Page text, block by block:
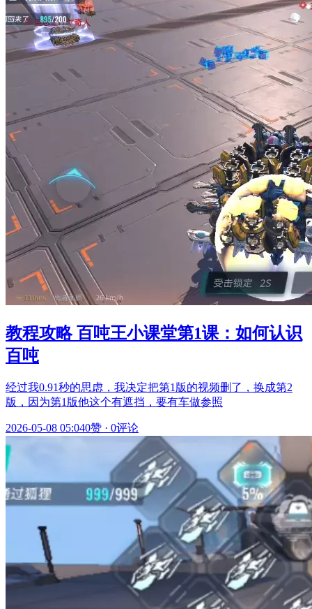
教程攻略 百吨王小课堂第1课：如何认识
百吨
经过我0.91秒的思虑，我决定把第1版的视频删了，换成第2
版，因为第1版他这个有遮挡，要有车做参照
2026-05-08 05:040赞 · 0评论